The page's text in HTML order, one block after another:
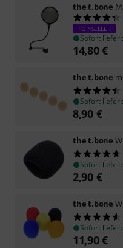
the t.bone
TOP-SELLER
Sofort
14,80€
the t.bone
Sofort
8,90 €
the t.bone
Sofort
2,90 €
the t.bone
Sofort
11,90€